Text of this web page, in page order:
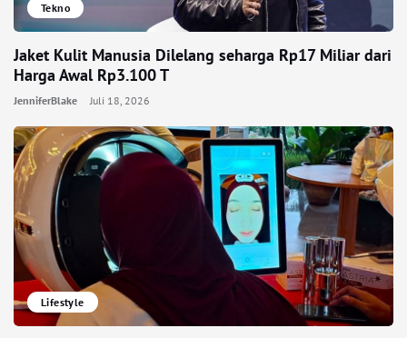
Tekno
Jaket Kulit Manusia Dilelang seharga Rp17 Miliar dari
Harga Awal Rp3.100 T
JenniferBlake Juli 18, 2026
Lifestyle